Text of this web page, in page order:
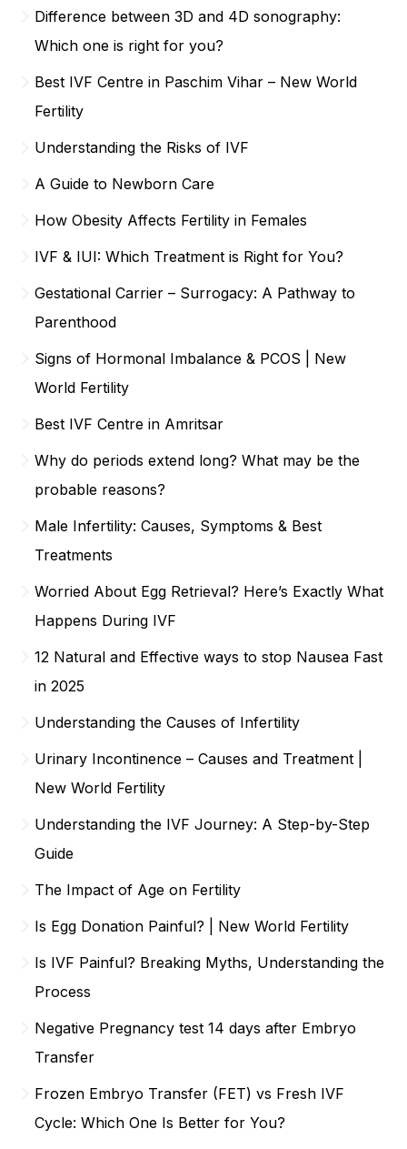
Difference between 3D and 4D sonography:
Which one is right for you?
Best IVF Centre in Paschim Vihar – New World
Fertility
Understanding the Risks of IVF
A Guide to Newborn Care
How Obesity Affects Fertility in Females
IVF & IUI: Which Treatment is Right for You?
Gestational Carrier – Surrogacy: A Pathway to
Parenthood
Signs of Hormonal Imbalance & PCOS | New
World Fertility
Best IVF Centre in Amritsar
Why do periods extend long? What may be the
probable reasons?
Male Infertility: Causes, Symptoms & Best
Treatments
Worried About Egg Retrieval? Here’s Exactly What
Happens During IVF
12 Natural and Effective ways to stop Nausea Fast
in 2025
Understanding the Causes of Infertility
Urinary Incontinence – Causes and Treatment |
New World Fertility
Understanding the IVF Journey: A Step-by-Step
Guide
The Impact of Age on Fertility
Is Egg Donation Painful? | New World Fertility
Is IVF Painful? Breaking Myths, Understanding the
Process
Negative Pregnancy test 14 days after Embryo
Transfer
Frozen Embryo Transfer (FET) vs Fresh IVF
Cycle: Which One Is Better for You?